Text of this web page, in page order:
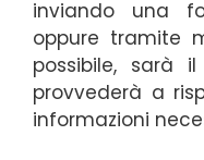
inviando una
oppure tramite
possibile, sarà
provvederà a
informazioni